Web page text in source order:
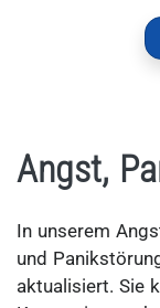
Angst,
In unserem
und
aktualisiert. Sie